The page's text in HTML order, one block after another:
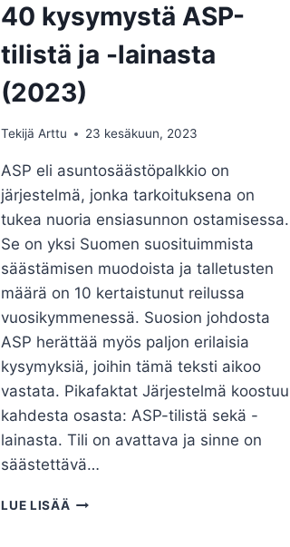
40 kysymystä ASP-
tilistä ja -lainasta
(2023)
Tekijä Arttu 23 kesäkuun, 2023
ASP eli asuntosäästöpalkkio on
järjestelmä, jonka tarkoituksena on
tukea nuoria ensiasunnon ostamisessa.
Se on yksi Suomen suosituimmista
säästämisen muodoista ja talletusten
määrä on 10 kertaistunut reilussa
vuosikymmenessä. Suosion johdosta
ASP herättää myös paljon erilaisia
kysymyksiä, joihin tämä teksti aikoo
vastata. Pikafaktat Järjestelmä koostuu
kahdesta osasta: ASP-tilistä sekä -
lainasta. Tili on avattava ja sinne on
säästettävä…
LUE LISÄÄ 40